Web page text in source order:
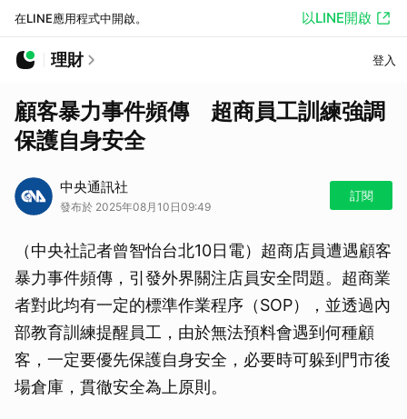
在LINE應用程式中開啟。 以LINE開啟
理財 登入
顧客暴力事件頻傳 超商員工訓練強調
保護自身安全
中央通訊社
發布於 2025年08月10日09:49
訂閱
（中央社記者曾智怡台北10日電）超商店員遭遇顧客
暴力事件頻傳，引發外界關注店員安全問題。超商業
者對此均有一定的標準作業程序（SOP），並透過內
部教育訓練提醒員工，由於無法預料會遇到何種顧
客，一定要優先保護自身安全，必要時可躲到門市後
場倉庫，貫徹安全為上原則。